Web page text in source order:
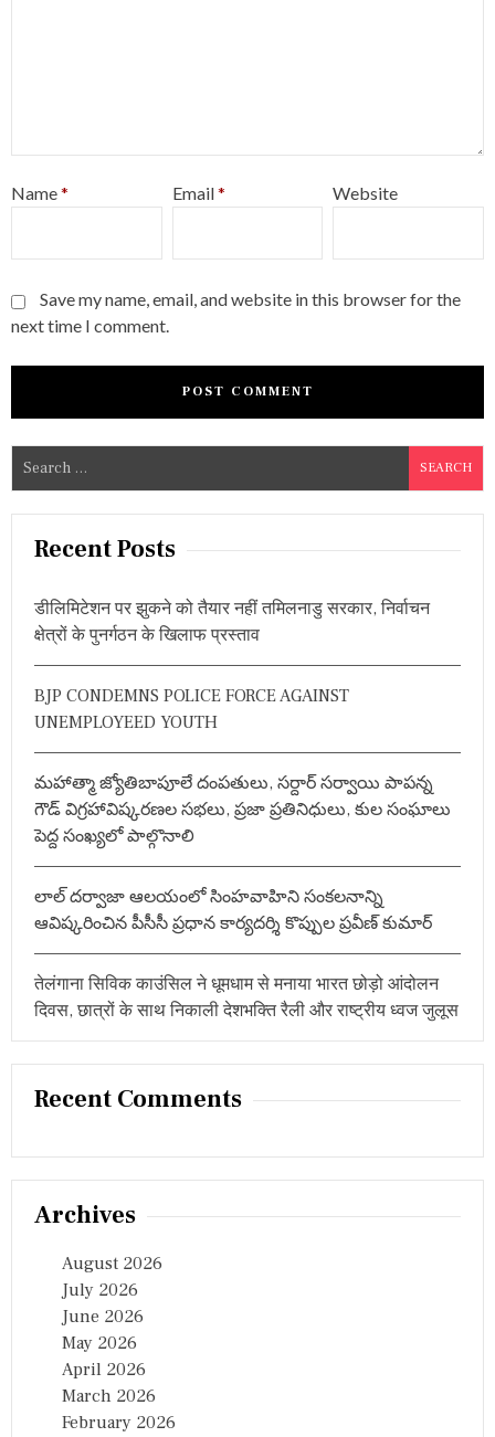
Name* Email* Website
Save my name, email, and website in this browser for the
next time I comment.
e
a
Recent Posts
डीलिमिटेशन पर झुकने को तैयार नहीं तमिलनाडु सरकार, निर्वाचन
क्षेत्रों के पुनर्गठन के खिलाफ प्रस्ताव
BJP CONDEMNS POLICE FORCE AGAINST
UNEMPLOYEED YOUTH
మహాత్మా జ్యోతిబాపూలే దంపతులు, సర్దార్ సర్వాయి పాపన్న
గౌడ్ విగ్రహావిష్కరణల సభలు, ప్రజా ప్రతినిధులు, కుల సంఘాలు
పెద్ద సంఖ్యలో పాల్గొనాలి
లాల్ దర్వాజా ఆలయంలో సింహవాహిని సంకలనాన్ని
ఆవిష్కరించిన పీసీసీ ప్రధాన కార్యదర్శి కొప్పుల ప్రవీణ్ కుమార్
तेलंगाना सिविक काउंसिल ने धूमधाम से मनाया भारत छोड़ो आंदोलन
दिवस, छात्रों के साथ निकाली देशभक्ति रैली और राष्ट्रीय ध्वज जुलूस
Recent Comments
Archives
August 2026
July 2026
June 2026
May 2026
April 2026
March 2026
February 2026